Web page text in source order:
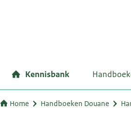
Kennisbank
Home Handboeken Douane